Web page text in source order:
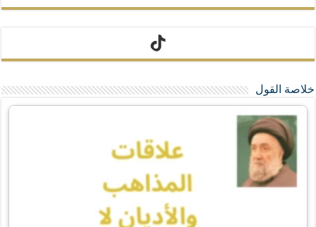
تيك توك
خلاصة القول